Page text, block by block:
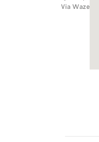
Via Waze